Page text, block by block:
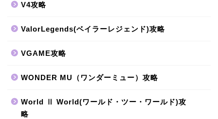
V4攻略
ValorLegends(ベイラーレジェンド)攻略
VGAME攻略
WONDER MU（ワンダーミュー）攻略
World Ⅱ World(ワールド・ツー・ワールド)攻
略